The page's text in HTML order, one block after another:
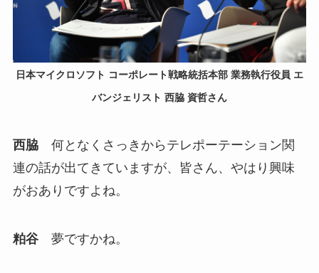
日本マイクロソフト コーポレート戦略統括本部 業務執行役員 エ
バンジェリスト 西脇 資哲さん
西脇何となくさっきからテレポーテーション関
連の話が出てきていますが、皆さん、やはり興味
がおありですよね。
粕谷夢ですかね。